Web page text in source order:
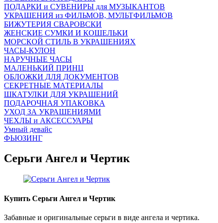
ПОДАРКИ и СУВЕНИРЫ для МУЗЫКАНТОВ
УКРАШЕНИЯ из ФИЛЬМОВ, МУЛЬТФИЛЬМОВ
БИЖУТЕРИЯ СВАРОВСКИ
ЖЕНСКИЕ СУМКИ И КОШЕЛЬКИ
МОРСКОЙ СТИЛЬ В УКРАШЕНИЯХ
ЧАСЫ-КУЛОН
НАРУЧНЫЕ ЧАСЫ
МАЛЕНЬКИЙ ПРИНЦ
ОБЛОЖКИ ДЛЯ ДОКУМЕНТОВ
СЕКРЕТНЫЕ МАТЕРИАЛЫ
ШКАТУЛКИ ДЛЯ УКРАШЕНИЙ
ПОДАРОЧНАЯ УПАКОВКА
УХОД ЗА УКРАШЕНИЯМИ
ЧEХЛЫ и АКСЕССУАРЫ
Умный девайс
ФЬЮЗИНГ
Серьги Ангел и Чертик
Купить Серьги Ангел и Чертик
Забавные и оригинальные серьги в виде ангела и чертика.